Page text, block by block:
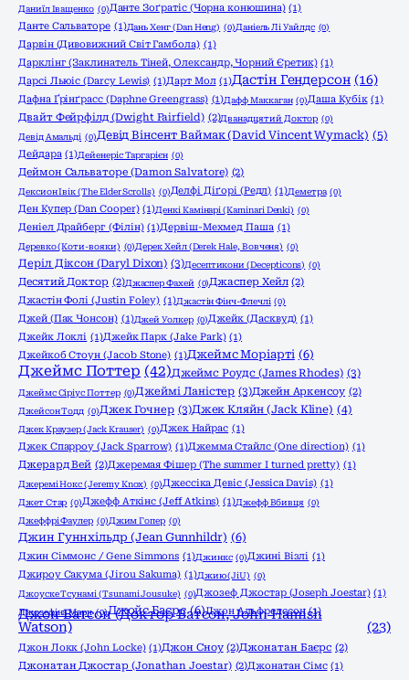
Даниїл Іващенко (0)Данте Зоґратіс (Чорна конюшина) (1)
Данте Сальваторе (1)Дань Хенг (Dan Heng) (0)Даніель Лі Уайлдс (0)
Дарвін (Дивовижний Світ Гамбола) (1)
Дарклінг (Заклинатель Тіней, Олександр, Чорний Єретик) (1)
Дарсі Льюіс (Darcy Lewis) (1)Дарт Мол (1)Дастін Гендерсон (16)
Дафна Ґрінґрасс (Daphne Greengrass) (1)Дафф Маккаган (0)Даша Кубік (1)
Двайт Фейрфілд (Dwight Fairfield) (2)Дванадцятий Доктор (0)
Девід Амальді (0)Девід Вінсент Ваймак (David Vincent Wymack) (5)
Дейдара (1)Дейенеріс Таргарієн (0)
Деймон Сальваторе (Damon Salvatore) (2)
Дексион Івік (The Elder Scrolls) (0)Делфі Діґорі (Редл) (1)Деметра (0)
Ден Купер (Dan Cooper) (1)Денкі Камінарі (Kaminari Denki) (0)
Деніел Драйберг (Філін) (1)Дервіш-Мехмед Паша (1)
Деревко (Коти-вояки) (0)Дерек Хейл (Derek Hale, Вовченя) (0)
Деріл Діксон (Daryl Dixon) (3)Десептикони (Decepticons) (0)
Десятий Доктор (2)Джаспер Фахей (0)Джаспер Хейл (2)
Джастін Фолі (Justin Foley) (1)Джастін Фінч-Флечлі (0)
Джей (Пак Чонсон) (1)Джей Уолкер (0)Джейк (Дасквуд) (1)
Джейк Локлі (1)Джейк Парк (Jake Park) (1)
Джейкоб Стоун (Jacob Stone) (1)Джеймс Моріарті (6)
Джеймс Поттер (42)Джеймс Роудс (James Rhodes) (3)
Джеймс Сіріус Поттер (0)Джеймі Ланістер (3)Джейн Аркенсоу (2)
Джейсон Тодд (0)Джек Гочнер (3)Джек Кляйн (Jack Kline) (4)
Джек Краузер (Jack Krauser) (0)Джек Найрас (1)
Джек Спарроу (Jack Sparrow) (1)Джемма Стайлс (One direction) (1)
Джерард Вей (2)Джеремая Фішер (The summer I turned pretty) (1)
Джеремі Нокс (Jeremy Knox) (0)Джессіка Девіс (Jessica Davis) (1)
Джет Стар (0)Джефф Аткінс (Jeff Atkins) (1)Джефф Вбивця (0)
Джеффрі Фаулер (0)Джим Гопер (0)
Джин Гуннхільдр (Jean Gunnhildr) (6)
Джин Сіммонс / Gene Simmons (1)Джинкс (0)Джині Візлі (1)
Джироу Сакума (Jirou Sakuma) (1)Джию (JiU) (0)
Джоyске Тсунамі (Tsunami Jousuke) (0)Джозеф Джостар (Joseph Joestar) (1)
Джозефіна Марч (0)Джойс Баєрс (6)Джон Альфредссон (1)
Джон Ватсон (Доктор Ватсон, John Hamish
Watson)
(23)
Джон Локк (John Locke) (1)Джон Сноу (2)Джонатан Баєрс (2)
Джонатан Джостар (Jonathan Joestar) (2)Джонатан Сімс (1)